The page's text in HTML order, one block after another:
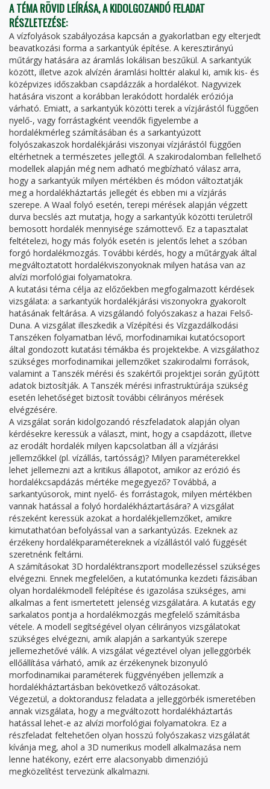
A TÉMA RÖVID LEÍRÁSA, A KIDOLGOZANDÓ FELADAT
RÉSZLETEZÉSE:
A vízfolyások szabályozása kapcsán a gyakorlatban egy elterjedt
beavatkozási forma a sarkantyúk építése. A keresztirányú
műtárgy hatására az áramlás lokálisan beszűkül. A sarkantyúk
között, illetve azok alvízén áramlási holttér alakul ki, amik kis- és
középvizes időszakban csapdázzák a hordalékot. Nagyvizek
hatására viszont a korábban lerakódott hordalék eróziója
várható. Emiatt, a sarkantyúk közötti terek a vízjárástól függően
nyelő-, vagy forrástagként veendők figyelembe a
hordalékmérleg számításában és a sarkantyúzott
folyószakaszok hordalékjárási viszonyai vízjárástól függően
eltérhetnek a természetes jellegtől. A szakirodalomban fellelhető
modellek alapján még nem adható megbízható válasz arra,
hogy a sarkantyúk milyen mértékben és módon változtatják
meg a hordalékháztartás jellegét és ebben mi a vízjárás
szerepe. A Waal folyó esetén, terepi mérések alapján végzett
durva becslés azt mutatja, hogy a sarkantyúk közötti területről
bemosott hordalék mennyisége számottevő. Ez a tapasztalat
feltételezi, hogy más folyók esetén is jelentős lehet a szóban
forgó hordalékmozgás. További kérdés, hogy a műtárgyak által
megváltoztatott hordalékviszonyoknak milyen hatása van az
alvízi morfológiai folyamatokra.
A kutatási téma célja az előzőekben megfogalmazott kérdések
vizsgálata: a sarkantyúk hordalékjárási viszonyokra gyakorolt
hatásának feltárása. A vizsgálandó folyószakasz a hazai Felső-
Duna. A vizsgálat illeszkedik a Vízépítési és Vízgazdálkodási
Tanszéken folyamatban lévő, morfodinamikai kutatócsoport
által gondozott kutatási témákba és projektekbe. A vizsgálathoz
szükséges morfodinamikai jellemzőket szakirodalmi források,
valamint a Tanszék mérési és szakértői projektjei során gyűjtött
adatok biztosítják. A Tanszék mérési infrastruktúrája szükség
esetén lehetőséget biztosít további célirányos mérések
elvégzésére.
A vizsgálat során kidolgozandó részfeladatok alapján olyan
kérdésekre keressük a választ, mint, hogy a csapdázott, illetve
az erodált hordalék milyen kapcsolatban áll a vízjárási
jellemzőkkel (pl. vízállás, tartósság)? Milyen paraméterekkel
lehet jellemezni azt a kritikus állapotot, amikor az erózió és
hordalékcsapdázás mértéke megegyező? Továbbá, a
sarkantyúsorok, mint nyelő- és forrástagok, milyen mértékben
vannak hatással a folyó hordalékháztartására? A vizsgálat
részeként keressük azokat a hordalékjellemzőket, amikre
kimutathatóan befolyással van a sarkantyúzás. Ezeknek az
érzékeny hordalékparamétereknek a vízállástól való függését
szeretnénk feltárni.
A számításokat 3D hordaléktranszport modellezéssel szükséges
elvégezni. Ennek megfelelően, a kutatómunka kezdeti fázisában
olyan hordalékmodell felépítése és igazolása szükséges, ami
alkalmas a fent ismertetett jelenség vizsgálatára. A kutatás egy
sarkalatos pontja a hordalékmozgás megfelelő számításba
vétele. A modell segítségével olyan célirányos vizsgálatokat
szükséges elvégezni, amik alapján a sarkantyúk szerepe
jellemezhetővé válik. A vizsgálat végeztével olyan jelleggörbék
ellőállítása várható, amik az érzékenynek bizonyuló
morfodinamikai paraméterek függvényében jellemzik a
hordalékháztartásban bekövetkező változásokat.
Végezetül, a doktorandusz feladata a jelleggörbék ismeretében
annak vizsgálata, hogy a megváltozott hordalékháztartás
hatással lehet-e az alvízi morfológiai folyamatokra. Ez a
részfeladat feltehetően olyan hosszú folyószakasz vizsgálatát
kívánja meg, ahol a 3D numerikus modell alkalmazása nem
lenne hatékony, ezért erre alacsonyabb dimenziójú
megközelítést tervezünk alkalmazni.